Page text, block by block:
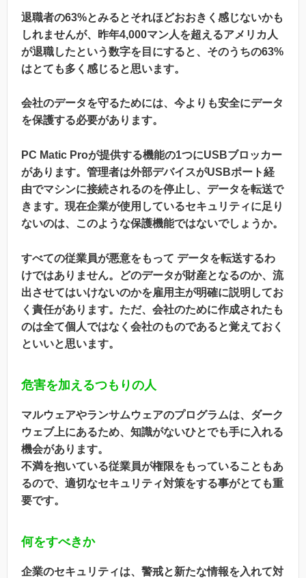
退職者の63%とみるとそれほどおおきく感じないかも
しれませんが、昨年4,000マン人を超えるアメリカ人
が退職したという数字を目にすると、そのうちの63%
はとても多く感じると思います。
会社のデータを守るためには、今よりも安全にデータ
を保護する必要があります。
PC Matic Proが提供する機能の1つにUSBブロッカー
があります。管理者は外部デバイスがUSBポート経
由でマシンに接続されるのを停止し、データを転送で
きます。現在企業が使用しているセキュリティに足り
ないのは、このような保護機能ではないでしょうか。
すべての従業員が悪意をもって データを転送するわ
けではありません。どのデータが財産となるのか、流
出させてはいけないのかを雇用主が明確に説明してお
く責任があります。ただ、会社のために作成されたも
のは全て個人ではなく会社のものであると覚えておく
といいと思います。
危害を加えるつもりの人
マルウェアやランサムウェアのプログラムは、ダーク
ウェブ上にあるため、知識がないひとでも手に入れる
機会があります。
不満を抱いている従業員が権限をもっていることもあ
るので、適切なセキュリティ対策をする事がとても重
要です。
何をすべきか
企業のセキュリティは、警戒と新たな情報を入れて対